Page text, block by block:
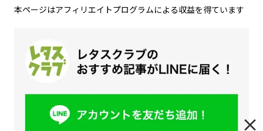
本ページはアフィリエイトプログラムによる収益を得ています
×